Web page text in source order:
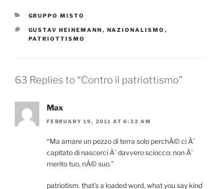
CATEGORIES
GRUPPO MISTO
TAGS
GUSTAV HEINEMANN , NAZIONALISMO ,
PATRIOTTISMO
63 Replies to “Contro il patriottismo”
Max
FEBRUARY 19, 2011 AT 6:32 AM
“Ma amare un pezzo di terra solo perchÃ© ci Ã¨
capitato di nascerci Ã¨ davvero sciocco: non Ã¨
merito tuo, nÃ© suo.”
patriotism. that’s a loaded word. what you say kind